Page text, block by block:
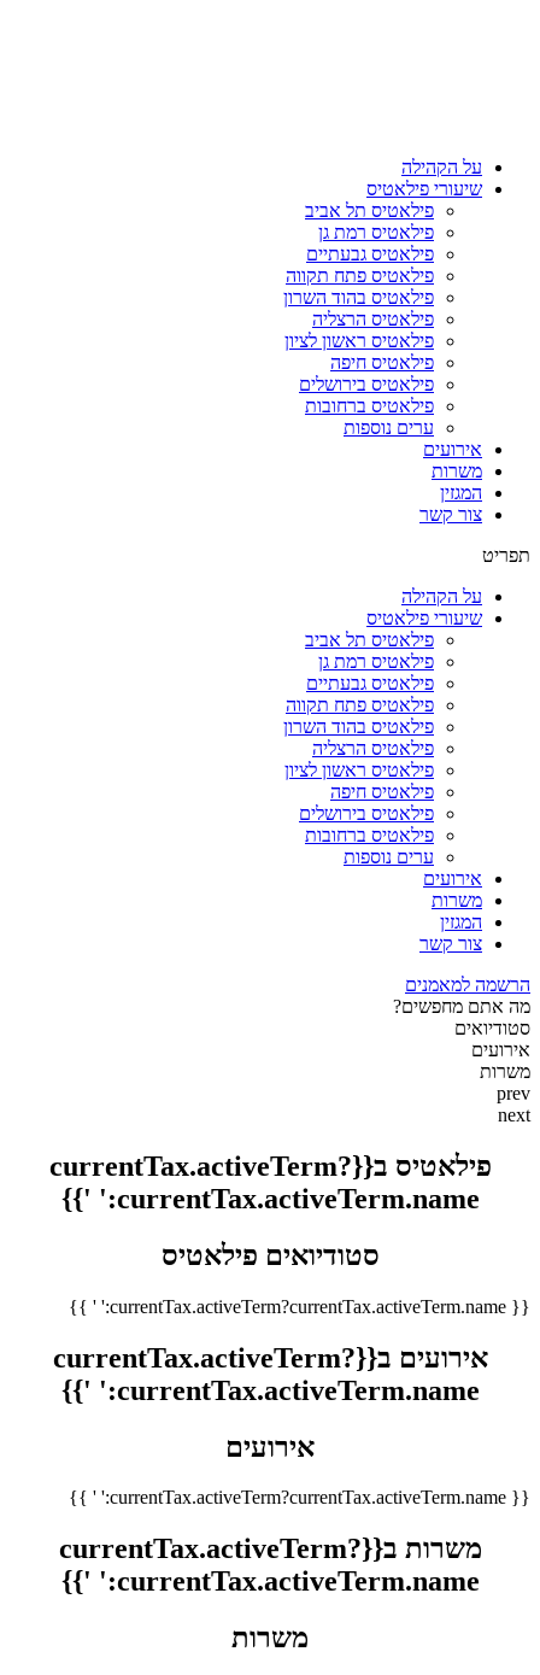
על הקהילה
שיעורי פילאטיס
פילאטיס תל אביב
פילאטיס רמת גן
פילאטיס גבעתיים
פילאטיס פתח תקווה
פילאטיס בהוד השרון
פילאטיס הרצליה
פילאטיס ראשון לציון
פילאטיס חיפה
פילאטיס בירושלים
פילאטיס ברחובות
ערים נוספות
אירועים
משרות
המגזין
צור קשר
תפריט
על הקהילה
שיעורי פילאטיס
פילאטיס תל אביב
פילאטיס רמת גן
פילאטיס גבעתיים
פילאטיס פתח תקווה
פילאטיס בהוד השרון
פילאטיס הרצליה
פילאטיס ראשון לציון
פילאטיס חיפה
פילאטיס בירושלים
פילאטיס ברחובות
ערים נוספות
אירועים
משרות
המגזין
צור קשר
הרשמה למאמנים
מה אתם מחפשים?
סטודיואים
אירועים
משרות
prev
next
פילאטיס ב{{currentTax.activeTerm?
currentTax.activeTerm.name:' '}}
סטודיואים פילאטיס
{{ currentTax.activeTerm?currentTax.activeTerm.name:' ' }}
אירועים ב{{currentTax.activeTerm?
currentTax.activeTerm.name:' '}}
אירועים
{{ currentTax.activeTerm?currentTax.activeTerm.name:' ' }}
משרות ב{{currentTax.activeTerm?
currentTax.activeTerm.name:' '}}
משרות